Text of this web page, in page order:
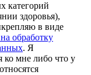
категорий
здоровья),
в виде
обработку
. Я
ко мне либо что у